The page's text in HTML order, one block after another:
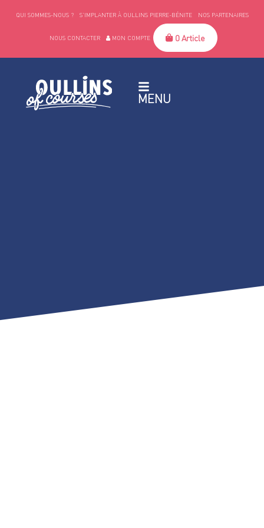
QUI SOMMES-NOUS ? S’IMPLANTER À OULLINS PIERRE-BÉNITE NOS PARTENAIRES
NOUS CONTACTER MON COMPTE 0 Article
MENU